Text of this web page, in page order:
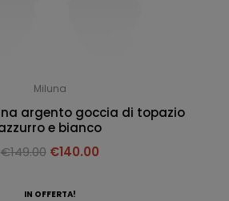
Miluna
argento goccia di topazio
e bianco
€149.00 €140.00
IN OFFERTA!